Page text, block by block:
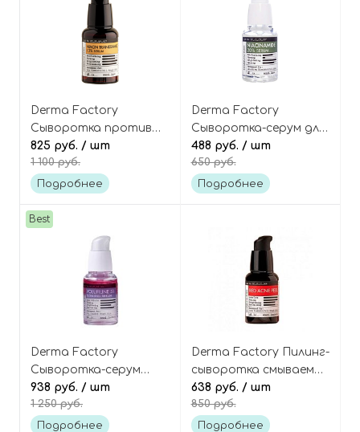
Derma Factory
Сыворотка против
пигментации и пост-
акне с транексамовой
кислотой и
Tranexamic 13% Serum
825 руб. / шт
1 100 руб.
Подробнее
Derma Factory
Сыворотка-серум для
лица с 20%
ниацинамидом,
Niacinamide 20% Serum
488 руб. / шт
650 руб.
Подробнее
Best
Derma Factory
Сыворотка-серум
антивозрастная
двухфазная с 5%
Волюфилином,
938 руб. / шт
1 250 руб.
Подробнее
Derma Factory Пилинг-
сыворотка смываемая
отшелушивающая с
20% AHA-кислоты, Red
Acne Peel
638 руб. / шт
850 руб.
Подробнее